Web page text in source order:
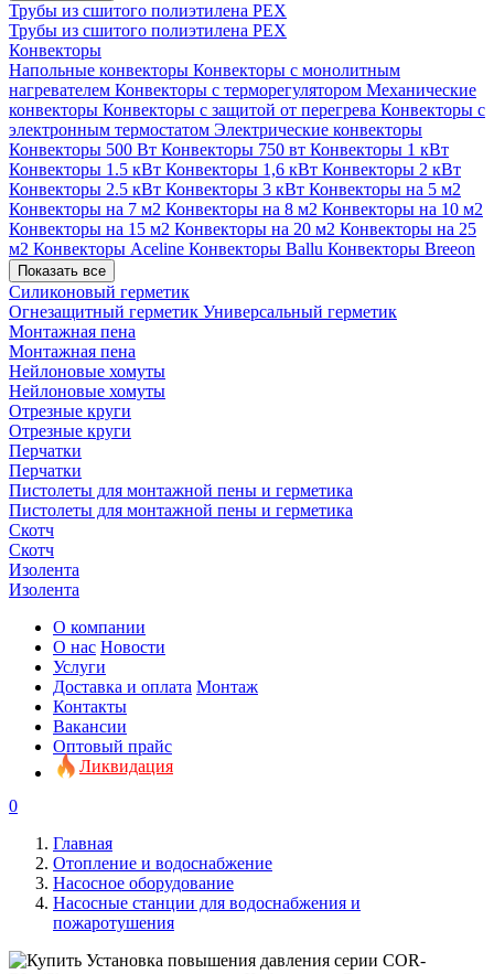
Трубы из сшитого полиэтилена PEX
Трубы из сшитого полиэтилена PEX
Конвекторы
Напольные конвекторы Конвекторы с монолитным
нагревателем Конвекторы с терморегулятором Механические
конвекторы Конвекторы с защитой от перегрева Конвекторы с
электронным термостатом Электрические конвекторы
Конвекторы 500 Вт Конвекторы 750 вт Конвекторы 1 кВт
Конвекторы 1.5 кВт Конвекторы 1,6 кВт Конвекторы 2 кВт
Конвекторы 2.5 кВт Конвекторы 3 кВт Конвекторы на 5 м2
Конвекторы на 7 м2 Конвекторы на 8 м2 Конвекторы на 10 м2
Конвекторы на 15 м2 Конвекторы на 20 м2 Конвекторы на 25
м2 Конвекторы Aceline Конвекторы Ballu Конвекторы Breeon
Показать все
Силиконовый герметик
Огнезащитный герметик Универсальный герметик
Монтажная пена
Монтажная пена
Нейлоновые хомуты
Нейлоновые хомуты
Отрезные круги
Отрезные круги
Перчатки
Перчатки
Пистолеты для монтажной пены и герметика
Пистолеты для монтажной пены и герметика
Скотч
Скотч
Изолента
Изолента
О компании
О нас Новости
Услуги
Доставка и оплата Монтаж
Контакты
Вакансии
Оптовый прайс
Ликвидация
0
Главная
Отопление и водоснабжение
Насосное оборудование
Насосные станции для водоснабжения и
пожаротушения